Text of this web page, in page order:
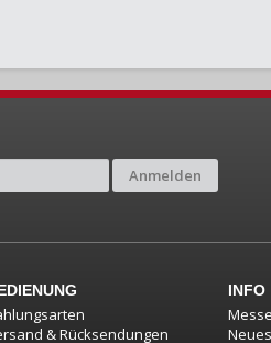
Anmelden
& Rücksendungen
INFO